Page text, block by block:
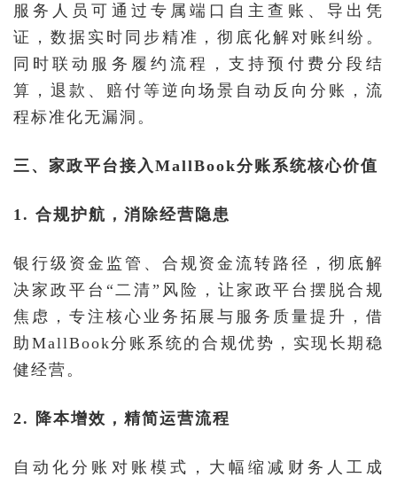
服务人员可通过专属端口自主查账、导出凭
证，数据实时同步精准，彻底化解对账纠纷。
同时联动服务履约流程，支持预付费分段结
算，退款、赔付等逆向场景自动反向分账，流
程标准化无漏洞。
三、家政平台接入MallBook分账系统核心价值
1. 合规护航，消除经营隐患
银行级资金监管、合规资金流转路径，彻底解
决家政平台“二清”风险，让家政平台摆脱合规
焦虑，专注核心业务拓展与服务质量提升，借
助MallBook分账系统的合规优势，实现长期稳
健经营。
2. 降本增效，精简运营流程
自动化分账对账模式，大幅缩减财务人工成